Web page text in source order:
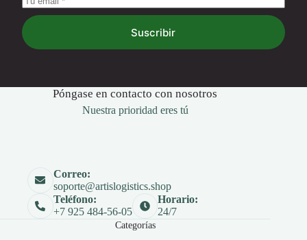
Suscribir
Póngase en contacto con nosotros
Nuestra prioridad eres tú
Correo:
soporte@artislogistics.shop
Teléfono:
+7 925 484-56-05
Horario:
24/7
Categorías